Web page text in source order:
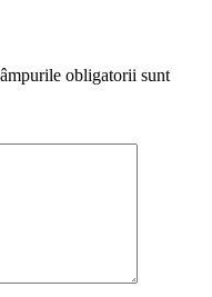
obligatorii sunt